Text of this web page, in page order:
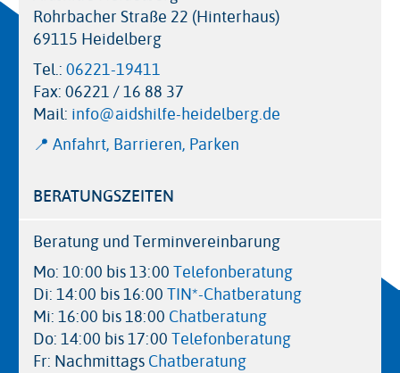
Rohrbacher Straße 22 (Hinterhaus)
69115 Heidelberg
Tel.:06221-19411
Fax:06221 / 16 88 37
Mail: info@aidshilfe-heidelberg.de
📍 Anfahrt, Barrieren, Parken
BERATUNGSZEITEN
Beratung und Terminvereinbarung
Mo: 10:00 bis 13:00Telefonberatung
Di: 14:00 bis 16:00TIN*-Chatberatung
Mi: 16:00 bis 18:00 Chatberatung
Do: 14:00 bis 17:00Telefonberatung
Fr: NachmittagsChatberatung